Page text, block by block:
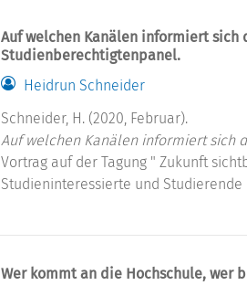
Auf welchen Kanälen informiert sich
Studienberechtigtenpanel.
Heidrun Schneider
Schneider, H. (2020, Februar).
Auf welchen Kanälen informiert sich
Vortrag auf der Tagung " Zukunft
Studieninteressierte und
Wer kommt an die Hochschule, wer